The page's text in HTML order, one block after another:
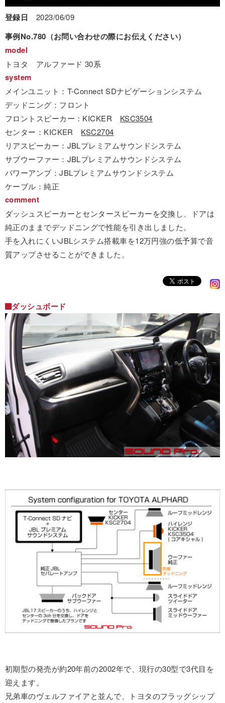
登録日 2023/06/09
事例No.780（お問い合わせの際にお伝えください）
model
トヨタ アルファード 30系
system
メインユニット：T-Connect SDナビゲーションシステム
デッドニング：フロント
フロントスピーカー：KICKER KSC3504
センター：KICKER KSC2704
リアスピーカー：JBLプレミアムサウンドシステム
サブウーファー：JBLプレミアムサウンドシステム
パワーアンプ：JBLプレミアムサウンドシステム
ケーブル：純正
comment
ダッシュスピーカーとセンタースピーカーを交換し、ドアは
純正のままでデッドニングで性能を引き出しました。
手を入れにくいJBLシステム搭載車を12万円強の低予算で音
質アップさせることができました。
ダッシュボード
初期型の発売が約20年前の2002年で、現行の30型で3代目を
迎えます。
兄弟車のヴェルファイアと並んで、トヨタのフラッグシップ